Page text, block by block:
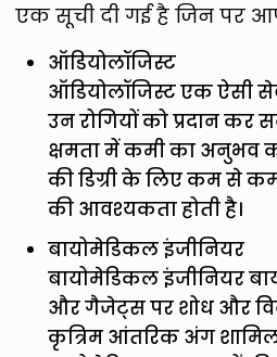
एक सूची दी गई है जिन पर
ऑडियोलॉजिस्ट
ऑडियोलॉजिस्ट एक ऐसी
उन रोगियों को प्रदान
क्षमता में कमी का अनुभव
की डिग्री के लिए कम से कम
की आवश्यकता होती है।
बायोमेडिकल इंजीनियर
बायोमेडिकल इंजीनियर
और गैजेट्स पर शोध और
कृत्रिम आंतरिक अंग शामिल